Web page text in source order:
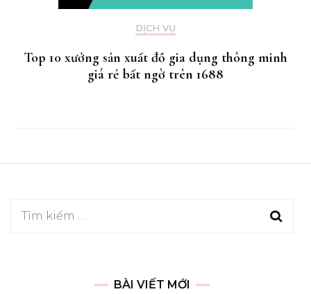
DỊCH VỤ
Top 10 xưởng sản xuất đồ gia dụng thông minh
giá rẻ bất ngờ trên 1688
Tìm
BÀI VIẾT MỚI